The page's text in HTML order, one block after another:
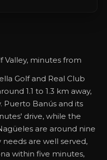
Valley, minutes from
Golf and Real Club
1.1 to 1.3 km away,
Puerto Banús and its
drive, while the
are around nine
are well served,
within five minutes,